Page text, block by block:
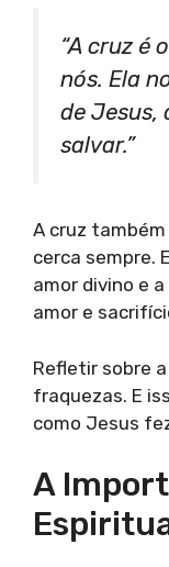
“A cruz é
nós. Ela
de Jesus,
salvar.”
A cruz
cerca sempre.
amor divino e
amor e
Refletir sobre
fraquezas. E
como Jesus
A